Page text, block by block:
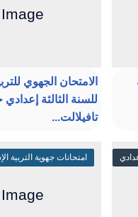
الامتحان الجهوي
للسنة الثالثة
تافيلالت...
امتحانات جهوية التربية